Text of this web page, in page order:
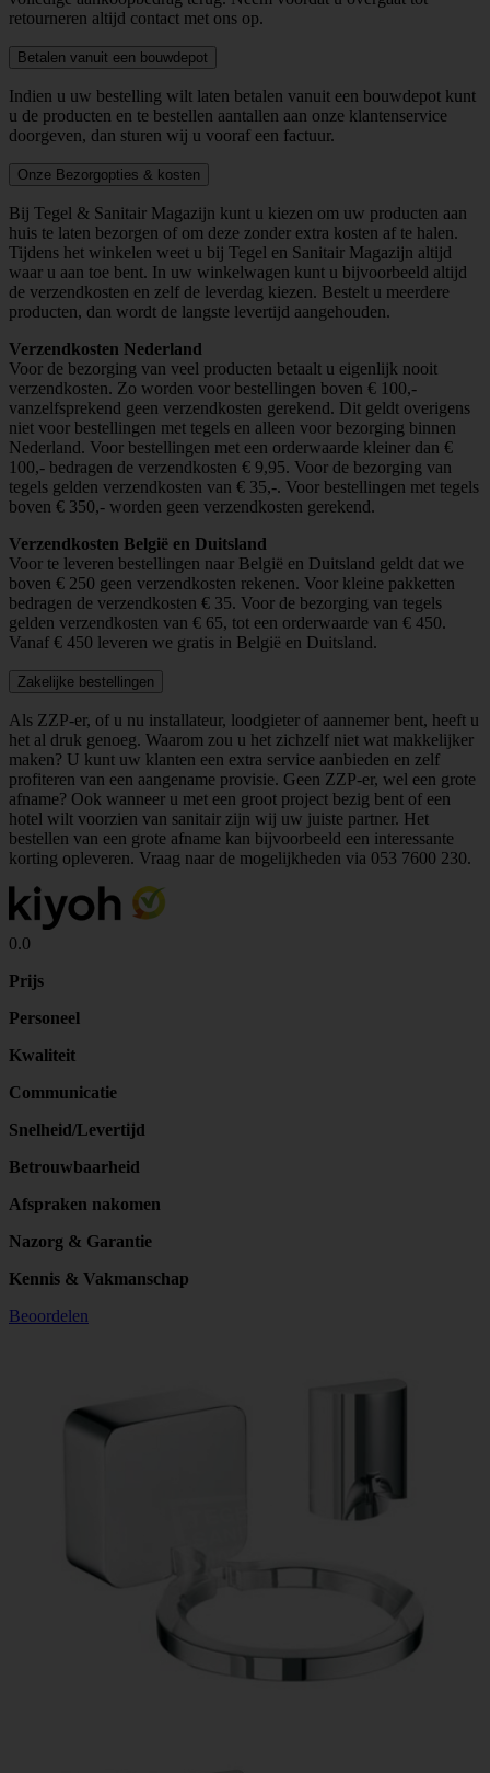
retourneren altijd contact met ons op.
Betalen vanuit een bouwdepot
Indien u uw bestelling wilt laten betalen vanuit een bouwdepot kunt
u de producten en te bestellen aantallen aan onze klantenservice
doorgeven, dan sturen wij u vooraf een factuur.
Onze Bezorgopties & kosten
Bij Tegel & Sanitair Magazijn kunt u kiezen om uw producten aan
huis te laten bezorgen of om deze zonder extra kosten af te halen.
Tijdens het winkelen weet u bij Tegel en Sanitair Magazijn altijd
waar u aan toe bent. In uw winkelwagen kunt u bijvoorbeeld altijd
de verzendkosten en zelf de leverdag kiezen. Bestelt u meerdere
producten, dan wordt de langste levertijd aangehouden.
Verzendkosten Nederland
Voor de bezorging van veel producten betaalt u eigenlijk nooit
verzendkosten. Zo worden voor bestellingen boven € 100,-
vanzelfsprekend geen verzendkosten gerekend. Dit geldt overigens
niet voor bestellingen met tegels en alleen voor bezorging binnen
Nederland. Voor bestellingen met een orderwaarde kleiner dan €
100,- bedragen de verzendkosten € 9,95. Voor de bezorging van
tegels gelden verzendkosten van € 35,-. Voor bestellingen met tegels
boven € 350,- worden geen verzendkosten gerekend.
Verzendkosten België en Duitsland
Voor te leveren bestellingen naar België en Duitsland geldt dat we
boven € 250 geen verzendkosten rekenen. Voor kleine pakketten
bedragen de verzendkosten € 35. Voor de bezorging van tegels
gelden verzendkosten van € 65, tot een orderwaarde van € 450.
Vanaf € 450 leveren we gratis in België en Duitsland.
Zakelijke bestellingen
Als ZZP-er, of u nu installateur, loodgieter of aannemer bent, heeft u
het al druk genoeg. Waarom zou u het zichzelf niet wat makkelijker
maken? U kunt uw klanten een extra service aanbieden en zelf
profiteren van een aangename provisie. Geen ZZP-er, wel een grote
afname? Ook wanneer u met een groot project bezig bent of een
hotel wilt voorzien van sanitair zijn wij uw juiste partner. Het
bestellen van een grote afname kan bijvoorbeeld een interessante
korting opleveren. Vraag naar de mogelijkheden via 053 7600 230.
0.0
Prijs
Personeel
Kwaliteit
Communicatie
Snelheid/Levertijd
Betrouwbaarheid
Afspraken nakomen
Nazorg & Garantie
Kennis & Vakmanschap
Beoordelen